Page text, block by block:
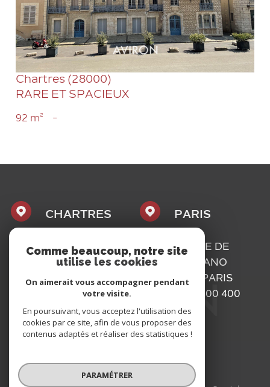
Chartres (28000)
RARE ET SPACIEUX
92 m² -
CHARTRES
02 37 300 400
1, PLACE
MAURICE
CAZALIS
CHARTRES
PARIS
01 73 300 400
16, RUE DE
BASSANO
75116
PARIS
Comme beaucoup, notre site
utilise les cookies
On aimerait vous accompagner pendant
votre visite.
En poursuivant, vous acceptez l'utilisation des
cookies par ce site, afin de vous proposer des
contenus adaptés et réaliser des statistiques !
PARAMÉTRER